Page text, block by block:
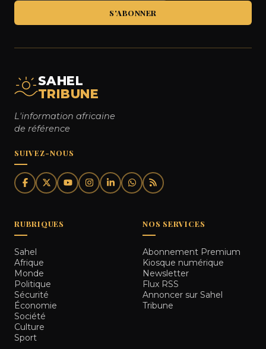
S'ABONNER
SAHEL
TRIBUNE
L'information africaine
de référence
SUIVEZ-NOUS
RUBRIQUES
Sahel
Afrique
Monde
Politique
Sécurité
Économie
Société
Culture
Sport
NOS SERVICES
Abonnement Premium
Kiosque numérique
Newsletter
Flux RSS
Annoncer sur Sahel
Tribune